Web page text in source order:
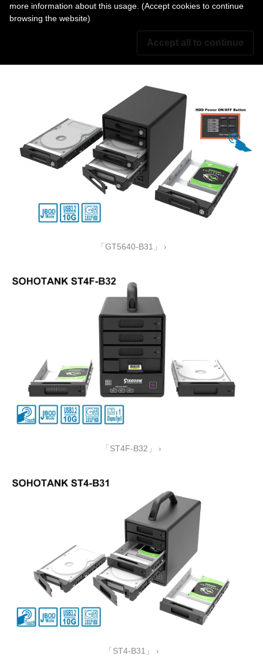
「ST4-B32」 ›
「GT5640-B31」 ›
「ST4F-B32」 ›
「ST4-B31」 ›
more information about this usage. (Accept cookies to continue
browsing the website)
Accept all to continue